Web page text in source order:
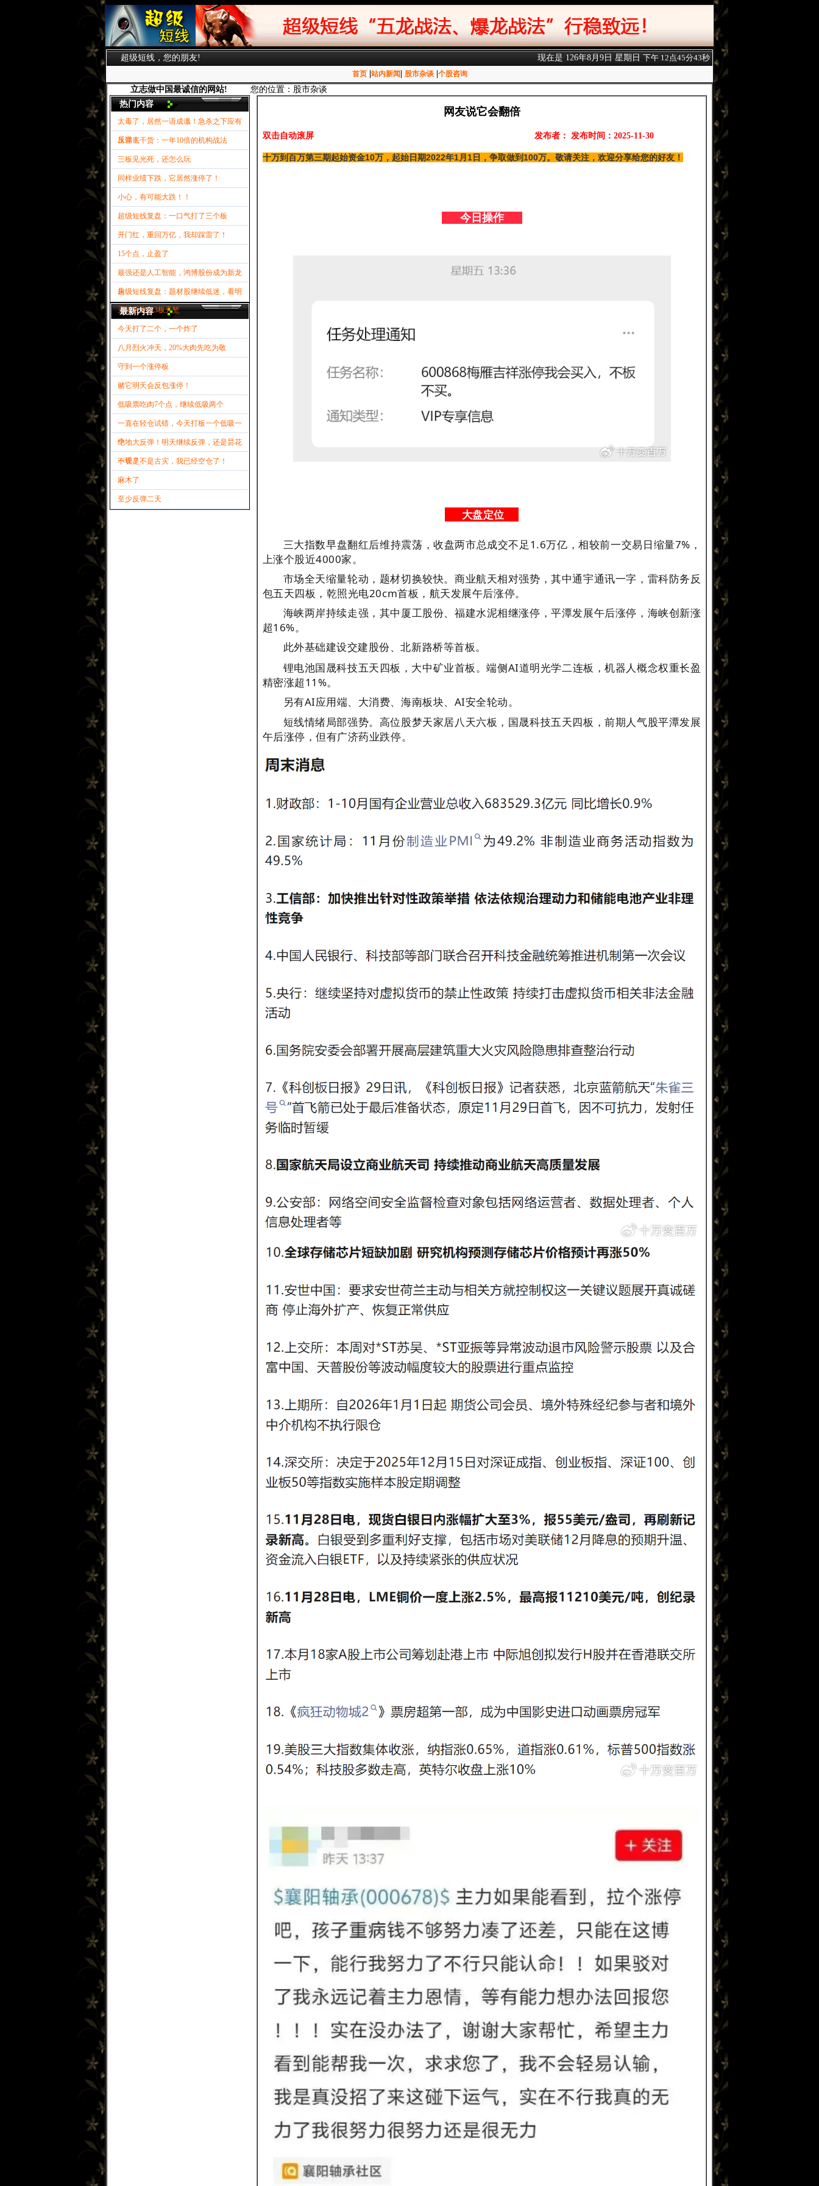
超级短线，您的朋友! 现在是126年8月9日 星期日下午 12点45分44秒
首页| 站内新闻| 股市杂谈| 个股咨询
立志做中国最诚信的网站!
您的位置：股市杂谈
热门内容
太毒了，居然一语成谶！急杀之下应有
反弹！
压箱底干货：一年10倍的机构战法
三板见光死，还怎么玩
同样业绩下跌，它居然涨停了！
小心，有可能大跌！！
超级短线复盘：一口气打了三个板
开门红，重回万亿，我却踩雷了！
15个点，止盈了
最强还是人工智能，鸿博股份成为新龙
头
超级短线复盘：题材股继续低迷，看明
天能否突破3板天堑
最新内容
今天打了二个，一个炸了
八月烈火冲天，20%大肉先吃为敬
守到一个涨停板
赌它明天会反包涨停！
低吸票吃肉7个点，继续低吸两个
一直在轻仓试错，今天打板一个低吸一
个
绝地大反弹！明天继续反弹，还是昙花
一现？
不管是不是古灾，我已经空仓了！
麻木了
至少反弹二天
网友说它会翻倍
双击自动滚屏 发布者： 发布时间：2025-11-30
十万到百万第三期起始资金10万，起始日期2022年1月1日，争取做到100万。敬请关注，欢迎分享给您的好友！
今日操作
大盘定位
三大指数早盘翻红后维持震荡，收盘两市总成交不足1.6万亿，相较前一交易日缩量7%，
上涨个股近4000家。
市场全天缩量轮动，题材切换较快。商业航天相对强势，其中通宇通讯一字，雷科防务反
包五天四板，乾照光电20cm首板，航天发展午后涨停。
海峡两岸持续走强，其中厦工股份、福建水泥相继涨停，平潭发展午后涨停，海峡创新涨
超16%。
此外基础建设交建股份、北新路桥等首板。
锂电池国晟科技五天四板，大中矿业首板。端侧AI道明光学二连板，机器人概念权重长盈
精密涨超11%。
另有AI应用端、大消费、海南板块、AI安全轮动。
短线情绪局部强势。高位股梦天家居八天六板，国晟科技五天四板，前期人气股平潭发展
午后涨停，但有广济药业跌停。